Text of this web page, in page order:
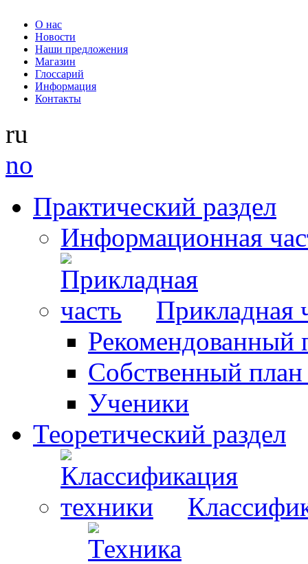
О нас
Новости
Наши предложения
Магазин
Глоссарий
Информация
Контакты
ru
no
Практический раздел
Информационная
Прикладная
Рекомендованный
Собственный
Ученики
Теоретический раздел